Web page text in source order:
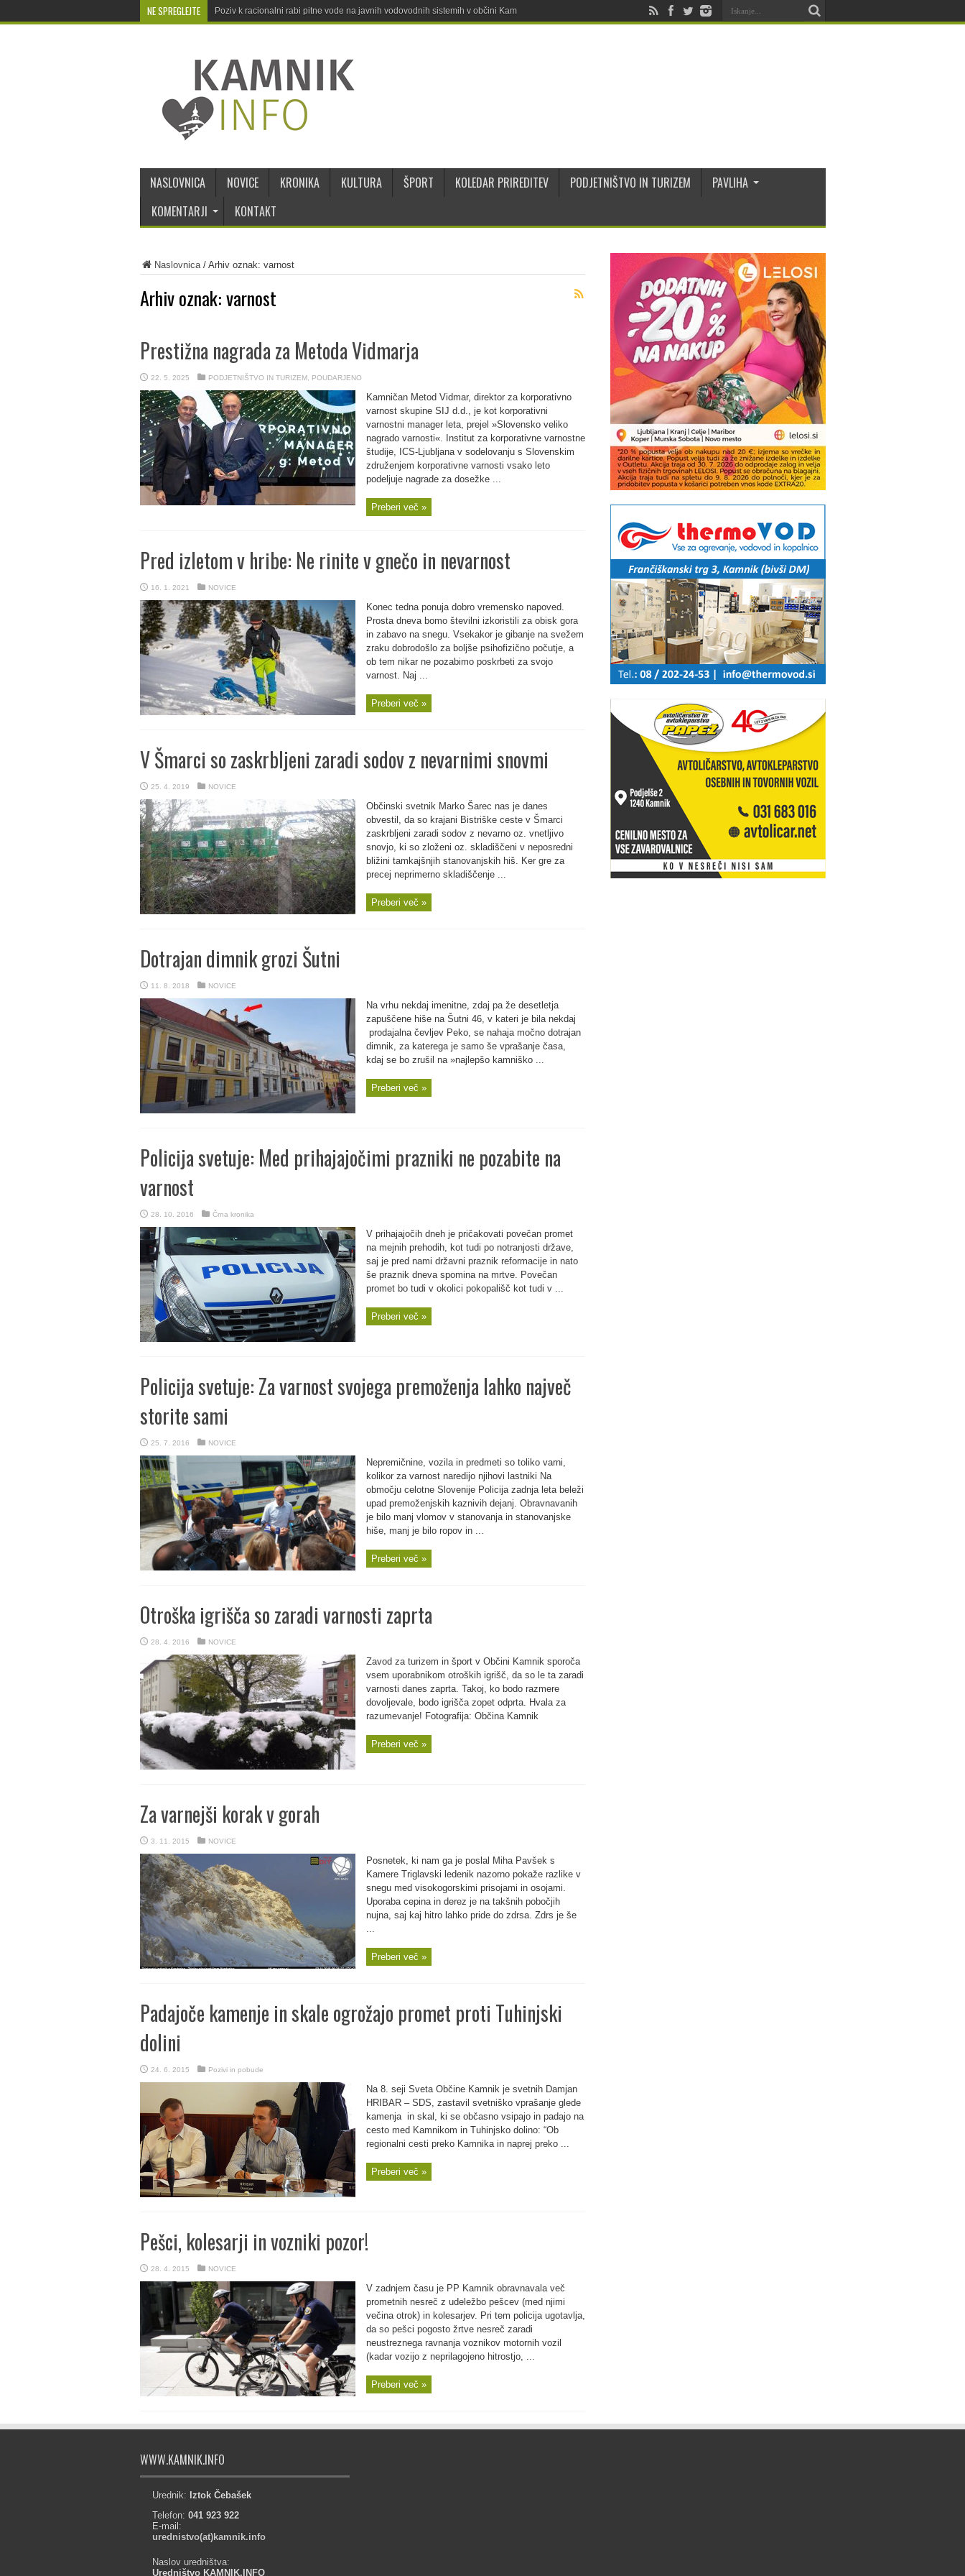
NE SPREGLEJTE Poziv k racionalni rabi pitne vode na javnih vodovodnih sistemih v občini Kamnik
NASLOVNICA NOVICE KRONIKA KULTURA ŠPORT KOLEDAR PRIREDITEV PODJETNIŠTVO IN TURIZEM
PAVLIHA
KOMENTARJI
KONTAKT
Naslovnica/ Arhiv oznak: varnost
Arhiv oznak:varnost
Prestižna nagrada za Metoda Vidmarja
22. 5. 2025 PODJETNIŠTVO IN TURIZEM, POUDARJENO
Kamničan Metod Vidmar, direktor za korporativno
varnost skupine SIJ d.d., je kot korporativni
varnostni manager leta, prejel »Slovensko veliko
nagrado varnosti«. Institut za korporativne varnostne
študije, ICS-Ljubljana v sodelovanju s Slovenskim
združenjem korporativne varnosti vsako leto
podeljuje nagrade za dosežke ...
Preberi več »
Pred izletom v hribe: Ne rinite v gnečo in nevarnost
16. 1. 2021 NOVICE
Konec tedna ponuja dobro vremensko napoved.
Prosta dneva bomo številni izkoristili za obisk gora
in zabavo na snegu. Vsekakor je gibanje na svežem
zraku dobrodošlo za boljše psihofizično počutje, a
ob tem nikar ne pozabimo poskrbeti za svojo
varnost. Naj ...
Preberi več »
V Šmarci so zaskrbljeni zaradi sodov z nevarnimi snovmi
25. 4. 2019 NOVICE
Občinski svetnik Marko Šarec nas je danes
obvestil, da so krajani Bistriške ceste v Šmarci
zaskrbljeni zaradi sodov z nevarno oz. vnetljivo
snovjo, ki so zloženi oz. skladiščeni v neposredni
bližini tamkajšnjih stanovanjskih hiš. Ker gre za
precej neprimerno skladiščenje ...
Preberi več »
Dotrajan dimnik grozi Šutni
11. 8. 2018 NOVICE
Na vrhu nekdaj imenitne, zdaj pa že desetletja
zapuščene hiše na Šutni 46, v kateri je bila nekdaj
prodajalna čevljev Peko, se nahaja močno dotrajan
dimnik, za katerega je samo še vprašanje časa,
kdaj se bo zrušil na »najlepšo kamniško ...
Preberi več »
Policija svetuje: Med prihajajočimi prazniki ne pozabite na
varnost
28. 10. 2016 Črna kronika
V prihajajočih dneh je pričakovati povečan promet
na mejnih prehodih, kot tudi po notranjosti države,
saj je pred nami državni praznik reformacije in nato
še praznik dneva spomina na mrtve. Povečan
promet bo tudi v okolici pokopališč kot tudi v ...
Preberi več »
Policija svetuje: Za varnost svojega premoženja lahko največ
storite sami
25. 7. 2016 NOVICE
Nepremičnine, vozila in predmeti so toliko varni,
kolikor za varnost naredijo njihovi lastniki Na
območju celotne Slovenije Policija zadnja leta beleži
upad premoženjskih kaznivih dejanj. Obravnavanih
je bilo manj vlomov v stanovanja in stanovanjske
hiše, manj je bilo ropov in ...
Preberi več »
Otroška igrišča so zaradi varnosti zaprta
28. 4. 2016 NOVICE
Zavod za turizem in šport v Občini Kamnik sporoča
vsem uporabnikom otroških igrišč, da so le ta zaradi
varnosti danes zaprta. Takoj, ko bodo razmere
dovoljevale, bodo igrišča zopet odprta. Hvala za
razumevanje! Fotografija: Občina Kamnik
Preberi več »
Za varnejši korak v gorah
3. 11. 2015 NOVICE
Posnetek, ki nam ga je poslal Miha Pavšek s
Kamere Triglavski ledenik nazorno pokaže razlike v
snegu med visokogorskimi prisojami in osojami.
Uporaba cepina in derez je na takšnih pobočjih
nujna, saj kaj hitro lahko pride do zdrsa. Zdrs je še
...
Preberi več »
Padajoče kamenje in skale ogrožajo promet proti Tuhinjski
dolini
24. 6. 2015 Pozivi in pobude
Na 8. seji Sveta Občine Kamnik je svetnih Damjan
HRIBAR – SDS, zastavil svetniško vprašanje glede
kamenja in skal, ki se občasno vsipajo in padajo na
cesto med Kamnikom in Tuhinjsko dolino: “Ob
regionalni cesti preko Kamnika in naprej preko ...
Preberi več »
Pešci, kolesarji in vozniki pozor!
28. 4. 2015 NOVICE
V zadnjem času je PP Kamnik obravnavala več
prometnih nesreč z udeležbo pešcev (med njimi
večina otrok) in kolesarjev. Pri tem policija ugotavlja,
da so pešci pogosto žrtve nesreč zaradi
neustreznega ravnanja voznikov motornih vozil
(kadar vozijo z neprilagojeno hitrostjo, ...
Preberi več »
WWW.KAMNIK.INFO
Urednik: Iztok Čebašek
Telefon: 041 923 922
E-mail:
urednistvo(at)kamnik.info
Naslov uredništva:
Uredništvo KAMNIK.INFO